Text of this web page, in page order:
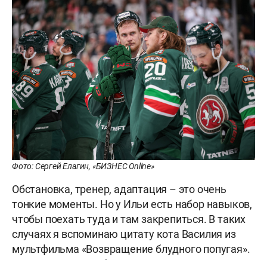
Фото: Сергей Елагин, «БИЗНЕС Online»
Обстановка, тренер, адаптация – это очень
тонкие моменты. Но у Ильи есть набор навыков,
чтобы поехать туда и там закрепиться. В таких
случаях я вспоминаю цитату кота Василия из
мультфильма «Возвращение блудного попугая».